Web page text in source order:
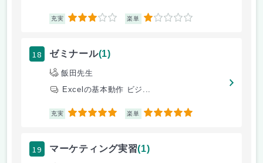
充実 3 楽単 1
18 ゼミナール(1)
飯田先生
Excelの基本動作 ビジ...
充実 5 楽単 5
19 マーケティング実習(1)